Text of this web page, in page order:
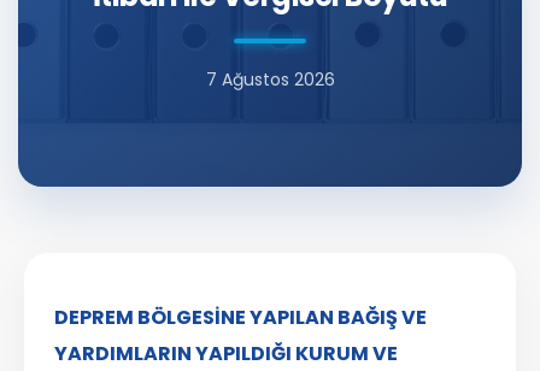
7 Ağustos 2026
DEPREM BÖLGESİNE YAPILAN BAĞIŞ VE
YARDIMLARIN YAPILDIĞI KURUM VE